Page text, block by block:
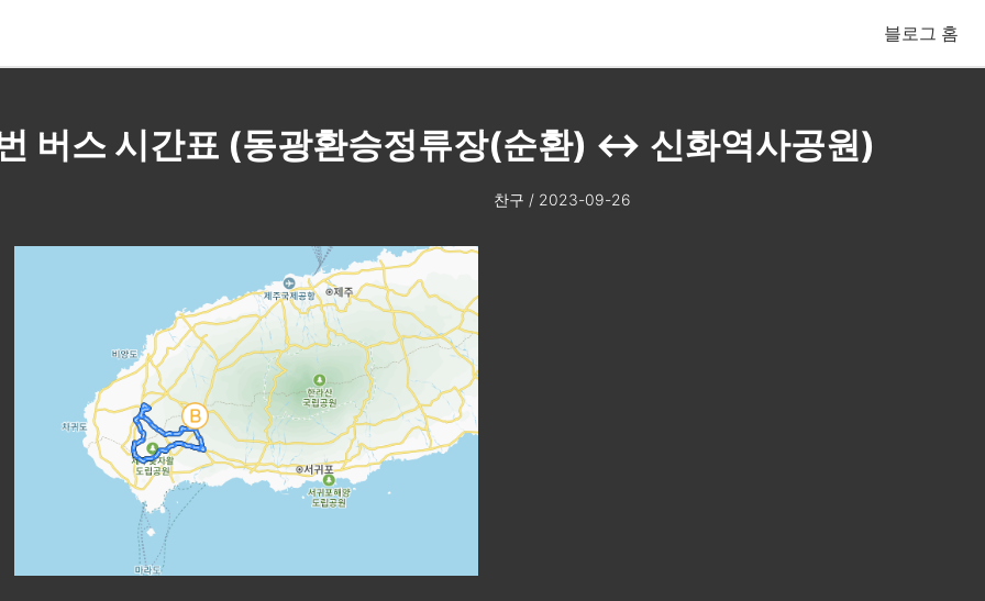
블로그 홈
버스 시간표 (동광환승정류장(순환) ↔ 신화역사공원)
찬구 / 2023-09-26